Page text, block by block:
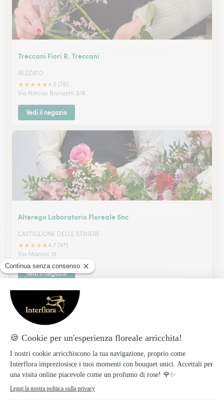
Treccani Fiori R. Treccani
REZZATO
★★★★★4.5 (76)
Via Narciso Bronzetti 2/A
Vedi il negozio
Alterego Laboratorio Floreale Snc
CASTIGLIONE DELLE STIVIERE
★★★★★4.7 (97)
Via Mazzini 18
Vedi il negozio
Valtolina Silvana